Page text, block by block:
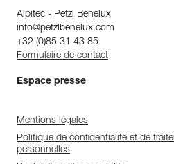
Alpitec - Petzl Benelux
info@petzlbenelux.com
+32 (0)85 31 43 85
Formulaire de contact
Espace presse
Mentions légales
Politique de confidentialité et de
personnelles